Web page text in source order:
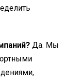
Да. Мы